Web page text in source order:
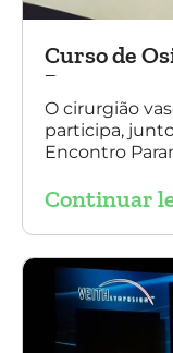
Curso de
Paranaense
O cirurgião
participa,
Encontro
Continuar